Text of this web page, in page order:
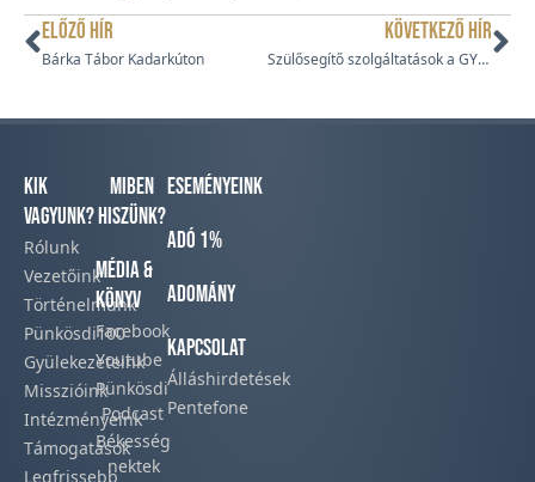
ELŐZŐ HÍR
Bárka Tábor Kadarkúton
KÖVETKEZŐ HÍR
Szülősegítő szolgáltatások a GYOFI Fogyatékkal Élők Nappali Intézményében
Kik
vagyunk?
Rólunk
Vezetőink
Történelmünk​
Pünkösdi100
Gyülekezeteink​
Misszióink​
Intézményeink
Támogatások
Legfrissebb
Miben
hiszünk?
Média &
Könyv
Facebook​
Youtube
Pünkösdi
Podcast​
Békesség
nektek
Eseményeink
Adó 1%
Adomány
Kapcsolat
Álláshirdetések
Pentefone